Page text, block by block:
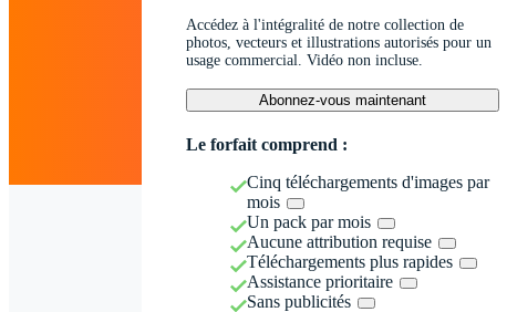
Accédez à l'intégralité de notre collection de
photos, vecteurs et illustrations autorisés pour un
usage commercial. Vidéo non incluse.
Abonnez-vous maintenant
Le forfait comprend :
Cinq téléchargements d'images par
mois
Un pack par mois
Aucune attribution requise
Téléchargements plus rapides
Assistance prioritaire
Sans publicités